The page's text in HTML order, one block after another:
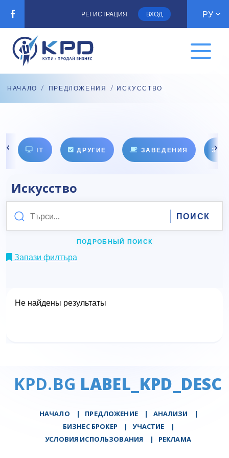
РЕГИСТРАЦИЯ ВХОД РУ
НАЧАЛО / ПРЕДЛОЖЕНИЯ / ИСКУССТВО
IT ДРУГИЕ ЗАВЕДЕНИЯ
Искусство
ПОДРОБНЫЙ ПОИСК
Запази филтъра
Не найдены результаты
KPD.BG LABEL_KPD_DESC
НАЧАЛО | ПРЕДЛОЖЕНИЕ | АНАЛИЗИ
|
БИЗНЕС БРОКЕР
| УЧАСТИЕ
|
УСЛОВИЯ ИСПОЛЬЗОВАНИЯ
| РЕКЛАМА